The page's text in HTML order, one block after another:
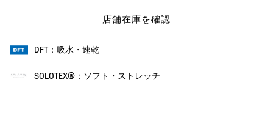
店舗在庫を確認
DFT：吸水・速乾
SOLOTEX®：ソフト・ストレッチ